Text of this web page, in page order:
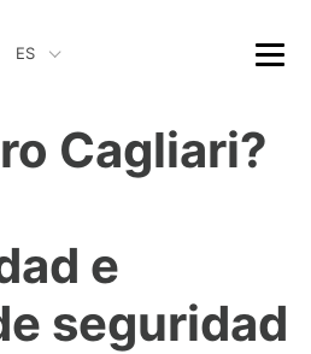
ES
Cagliari?
e
seguridad